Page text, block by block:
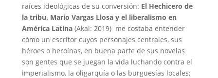
raíces ideológicas de su conversión: El Hechicero de
la tribu. Mario Vargas Llosa y el liberalismo en
América Latina (Akal: 2019) me costaba entender
cómo un escritor cuyos personajes centrales, sus
héroes o heroínas, en buena parte de sus novelas
son gentes que se juegan la vida luchando contra el
imperialismo, la oligarquía o las burguesías locales;